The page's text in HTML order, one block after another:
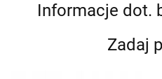
Informacje dot.
Zadaj